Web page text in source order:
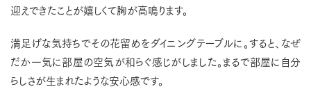
迎えできたことが嬉しくて胸が高鳴ります。
満足げな気持ちでその花留めをダイニングテーブルに。すると、なぜ
だか一気に部屋の空気が和らぐ感じがしました。まるで部屋に自分
らしさが生まれたような安心感です。